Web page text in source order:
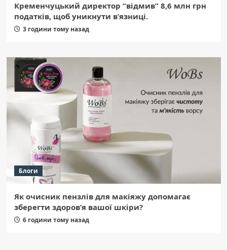
Кременчуцький директор “відмив” 8,6 млн грн
податків, щоб уникнути в’язниці.
3 години тому назад
Блоги
Як очисник пензлів для макіяжу допомагає
зберегти здоров’я вашої шкіри?
6 години тому назад